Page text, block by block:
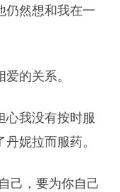
仍然想和我在一
的关系。
心我没有按时服
妮拉而服药。
己，要为你自己